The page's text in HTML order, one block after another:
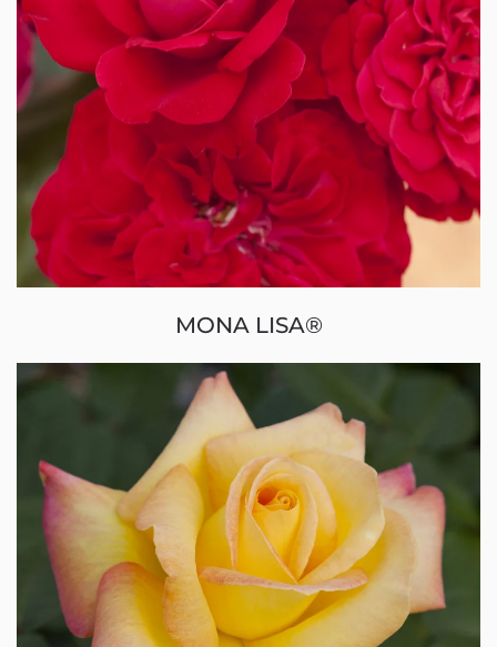
MONA LISA®